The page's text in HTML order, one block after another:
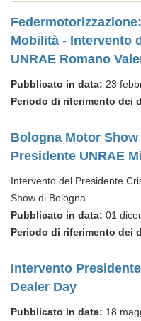
Mobilità - Intervento
UNRAE Romano
Pubblicato in data: 23
Periodo di riferimento dei
Bologna Motor Show
Presidente UNRAE
Intervento del Presidente
Show di Bologna
Pubblicato in data: 01
Periodo di riferimento dei
Intervento
Dealer Day
Pubblicato in data: 18